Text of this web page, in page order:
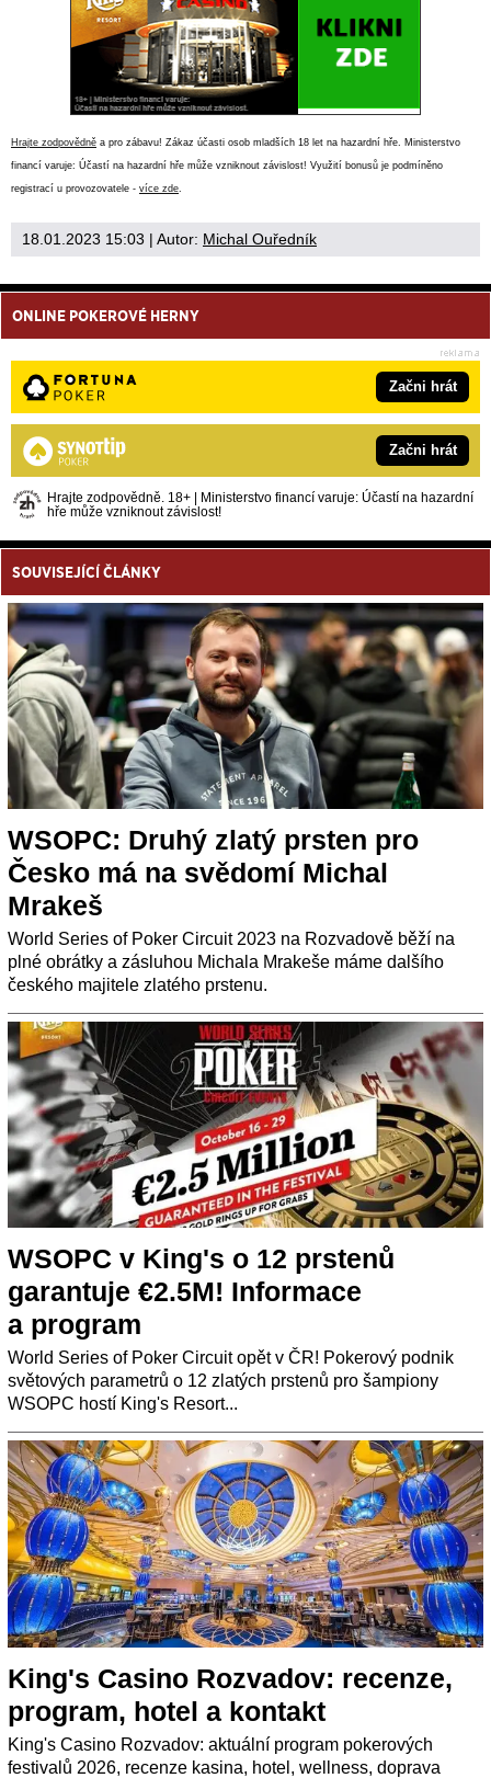
Hrajte zodpovědně a pro zábavu! Zákaz účasti osob mladších 18 let na hazardní hře. Ministerstvo
financí varuje: Účastí na hazardní hře může vzniknout závislost! Využití bonusů je podmíněno
registrací u provozovatele - více zde.
18.01.2023 15:03 | Autor: Michal Ouředník
ONLINE POKEROVÉ HERNY
Začni hrát
Začni hrát
Hrajte zodpovědně. 18+ | Ministerstvo financí varuje: Účastí na hazardní
hře může vzniknout závislost!
SOUVISEJÍCÍ ČLÁNKY
WSOPC: Druhý zlatý prsten pro
Česko má na svědomí Michal
Mrakeš
World Series of Poker Circuit 2023 na Rozvadově běží na
plné obrátky a zásluhou Michala Mrakeše máme dalšího
českého majitele zlatého prstenu.
WSOPC v King's o 12 prstenů
garantuje €2.5M! Informace
a program
World Series of Poker Circuit opět v ČR! Pokerový podnik
světových parametrů o 12 zlatých prstenů pro šampiony
WSOPC hostí King's Resort...
King's Casino Rozvadov: recenze,
program, hotel a kontakt
King's Casino Rozvadov: aktuální program pokerových
festivalů 2026, recenze kasina, hotel, wellness, doprava